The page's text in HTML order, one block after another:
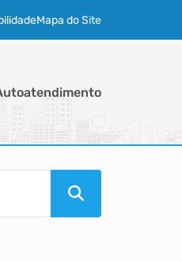
Mapa do Site